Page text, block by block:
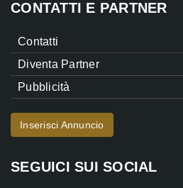
CONTATTI E PARTNER
Contatti
Diventa Partner
Pubblicità
Inserisci Annuncio
SEGUICI SUI SOCIAL